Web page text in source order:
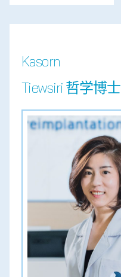
Kasorn
Tiewsiri 哲学博士